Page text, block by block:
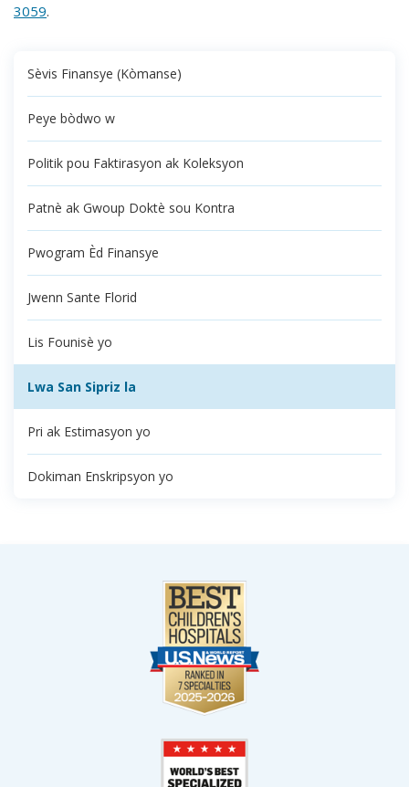
3059.
Sèvis Finansye (Kòmanse)
Peye bòdwo w
Politik pou Faktirasyon ak Koleksyon
Patnè ak Gwoup Doktè sou Kontra
Pwogram Èd Finansye
Jwenn Sante Florid
Lis Founisè yo
Lwa San Sipriz la
Pri ak Estimasyon yo
Dokiman Enskripsyon yo